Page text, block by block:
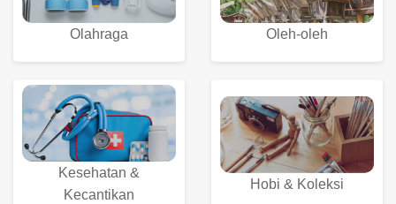
Olahraga Oleh-oleh
Kesehatan &
Kecantikan
Hobi & Koleksi